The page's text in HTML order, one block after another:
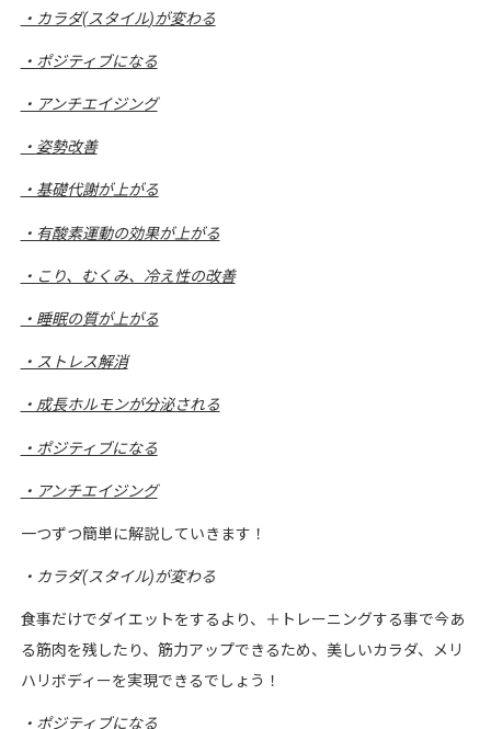
・カラダ(スタイル)が変わる
・ポジティブになる
・アンチエイジング
・姿勢改善
・基礎代謝が上がる
・有酸素運動の効果が上がる
・こり、むくみ、冷え性の改善
・睡眠の質が上がる
・ストレス解消
・成長ホルモンが分泌される
・ポジティブになる
・アンチエイジング
一つずつ簡単に解説していきます！
・ カラダ(スタイル)が変わる
食事だけでダイエットをするより、＋トレーニングする事で今あ
る筋肉を残したり、筋力アップできるため、美しいカラダ、メリ
ハリボディーを実現できるでしょう！
・ポジティブになる